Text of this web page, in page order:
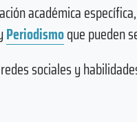
académica
Periodismoque pueden
sociales y